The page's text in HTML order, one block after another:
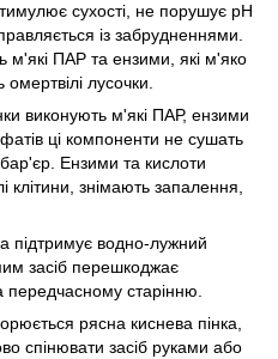
сухості, не порушує pH
із забрудненнями.
м'які ПАР та ензими, які м'яко
лусочки.
виконують м'які ПАР, ензими
ці компоненти не сушать
Ензими та кислоти
клітини, знімають запалення,
підтримує водно-лужний
засіб перешкоджає
старінню.
рясна киснева пінка,
спінювати засіб руками або